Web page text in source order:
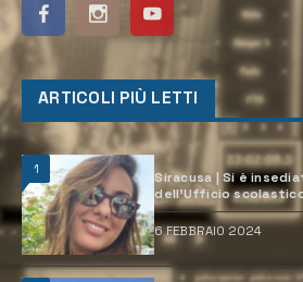
ARTICOLI PIÙ LETTI
1
Siracusa | Si è
dell’Ufficio
6 FEBBRAIO 2024